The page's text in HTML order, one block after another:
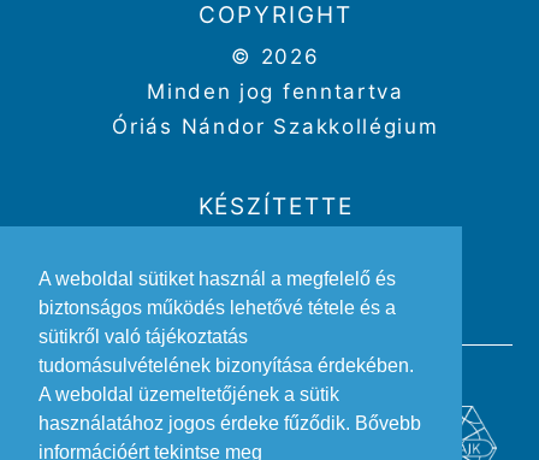
A weboldal sütiket használ a megfelelő és
biztonságos működés lehetővé tétele és a
sütikről való tájékoztatás
tudomásulvételének bizonyítása érdekében.
A weboldal üzemeltetőjének a sütik
használatához jogos érdeke fűződik. Bővebb
információért tekintse meg
COPYRIGHT
© 2026
Minden jog fenntartva
Óriás Nándor Szakkollégium
KÉSZÍTETTE
Design:Gertheis Anna